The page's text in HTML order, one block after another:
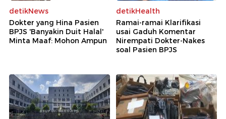
detikNews
Dokter yang Hina Pasien
BPJS 'Banyakin Duit Halal'
Minta Maaf: Mohon Ampun
detikHealth
Ramai-ramai Klarifikasi
usai Gaduh Komentar
Nirempati Dokter-Nakes
soal Pasien BPJS